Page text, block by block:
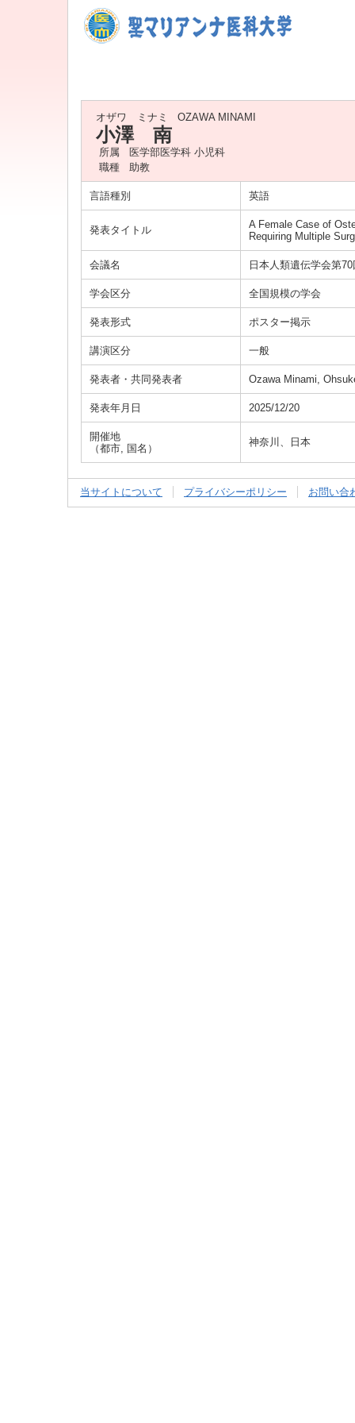
オザワ ミナミ OZAWA MINAMI
小澤 南
所属
医学部医学科 小児科
職種
助教
言語種別 英語
発表タイトル
A Female Case of
Requiring Multiple
会議名 日本人類遺伝学会第
学会区分 全国規模の学会
発表形式 ポスター掲示
講演区分 一般
発表者・共同発表者 Ozawa Minami,
発表年月日 2025/12/20
開催地
（都市, 国名）
神奈川、日本
当サイトについて プライバシーポリシー お問い合